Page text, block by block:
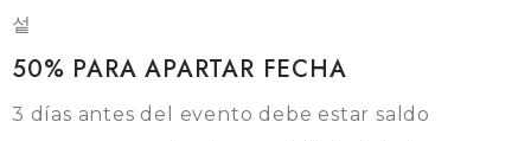
50% PARA APARTAR FECHA
3 días antes del evento debe estar saldo